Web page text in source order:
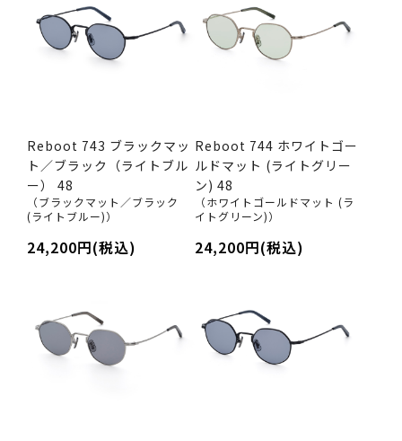
Reboot 743 ブラックマッ
ト／ブラック（ライトブル
ー） 48
（ブラックマット／ブラック
(ライトブルー)）
24,200円(税込)
Reboot 744 ホワイトゴー
ルドマット (ライトグリー
ン) 48
（ホワイトゴールドマット (ラ
イトグリーン)）
24,200円(税込)